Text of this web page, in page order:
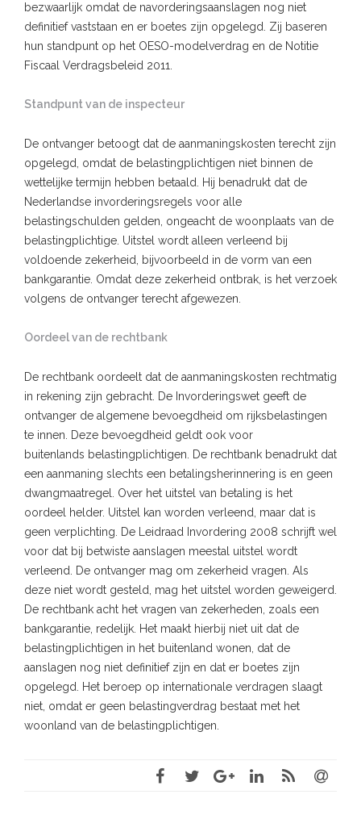
bezwaarlijk omdat de navorderingsaanslagen nog niet
definitief vaststaan en er boetes zijn opgelegd. Zij baseren
hun standpunt op het OESO-modelverdrag en de Notitie
Fiscaal Verdragsbeleid 2011.
Standpunt van de inspecteur
De ontvanger betoogt dat de aanmaningskosten terecht zijn
opgelegd, omdat de belastingplichtigen niet binnen de
wettelijke termijn hebben betaald. Hij benadrukt dat de
Nederlandse invorderingsregels voor alle
belastingschulden gelden, ongeacht de woonplaats van de
belastingplichtige. Uitstel wordt alleen verleend bij
voldoende zekerheid, bijvoorbeeld in de vorm van een
bankgarantie. Omdat deze zekerheid ontbrak, is het verzoek
volgens de ontvanger terecht afgewezen.
Oordeel van de rechtbank
De rechtbank oordeelt dat de aanmaningskosten rechtmatig
in rekening zijn gebracht. De Invorderingswet geeft de
ontvanger de algemene bevoegdheid om rijksbelastingen
te innen. Deze bevoegdheid geldt ook voor
buitenlands belastingplichtigen. De rechtbank benadrukt dat
een aanmaning slechts een betalingsherinnering is en geen
dwangmaatregel. Over het uitstel van betaling is het
oordeel helder. Uitstel kan worden verleend, maar dat is
geen verplichting. De Leidraad Invordering 2008 schrijft wel
voor dat bij betwiste aanslagen meestal uitstel wordt
verleend. De ontvanger mag om zekerheid vragen. Als
deze niet wordt gesteld, mag het uitstel worden geweigerd.
De rechtbank acht het vragen van zekerheden, zoals een
bankgarantie, redelijk. Het maakt hierbij niet uit dat de
belastingplichtigen in het buitenland wonen, dat de
aanslagen nog niet definitief zijn en dat er boetes zijn
opgelegd. Het beroep op internationale verdragen slaagt
niet, omdat er geen belastingverdrag bestaat met het
woonland van de belastingplichtigen.